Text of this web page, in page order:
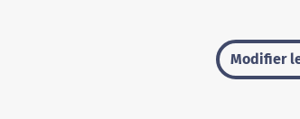
Modifier